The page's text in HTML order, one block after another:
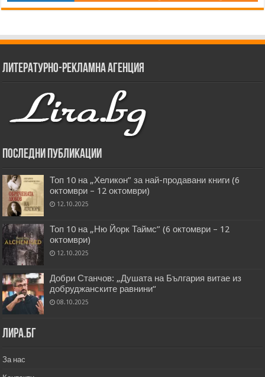
Литературно-рекламна агенция
Последни публикации
Топ 10 на „Хеликон” за най-продавани книги (6
октомври – 12 октомври)
12.10.2025
Топ 10 на „Ню Йорк Таймс” (6 октомври – 12
октомври)
12.10.2025
Добри Станчов: „Душата на България витае из
добруджанските равнини“
08.10.2025
Лира.бг
За нас